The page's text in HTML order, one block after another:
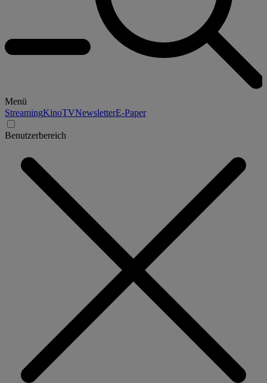
Menü
StreamingKinoTVNewsletterE-Paper
Benutzerbereich